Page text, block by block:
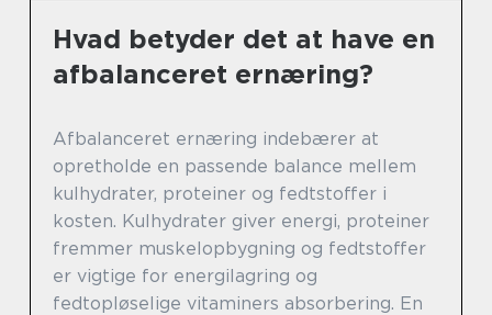
Hvad betyder det at have en
afbalanceret ernæring?
Afbalanceret ernæring indebærer at
opretholde en passende balance mellem
kulhydrater, proteiner og fedtstoffer i
kosten. Kulhydrater giver energi, proteiner
fremmer muskelopbygning og fedtstoffer
er vigtige for energilagring og
fedtopløselige vitaminers absorbering. En